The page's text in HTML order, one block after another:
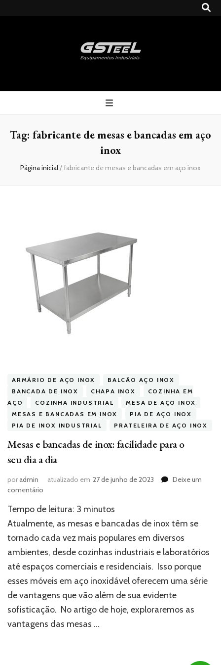
Gsteel
Tag: fabricante de mesas e bancadas em aço
inox
Página inicial/fabricante de mesas e bancadas em aço inox
ARMÁRIO DE AÇO INOX
BALCÃO AÇO INOX
BANCADA DE INOX
CHAPA INOX
COZINHA EM
AÇO
COZINHA INDUSTRIAL
MESA DE AÇO INOX
MESAS E BANCADAS EM INOX
PIA DE AÇO INOX
PIA DE INOX INDUSTRIAL
PRATELEIRA DE AÇO INOX
Mesas e bancadas de inox: facilidade para o
seu dia a dia
poradmin atualizado em 27 de junho de 2023
Deixe um
comentário
e
bancadas
inox:
facilidade
o
seu
dia
dia
Tempo de leitura: 3 minutos
Atualmente, as mesas e bancadas de inox têm se
tornado cada vez mais populares em diversos
ambientes, desde cozinhas industriais e laboratórios
até espaços comerciais e residenciais. Isso porque
esses móveis em aço inoxidável oferecem uma série
de vantagens que vão além de sua evidente
sofisticação. No artigo de hoje, exploraremos as
vantagens das mesas …